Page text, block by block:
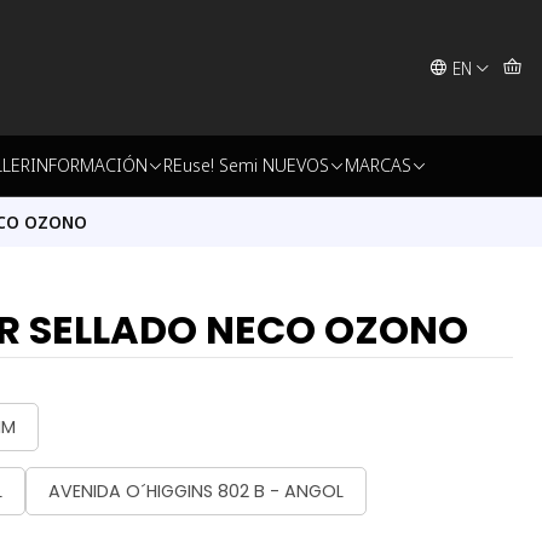
EN
INFORMACIÓN REuse! Semi NUEVOS MARCAS
OZONO
SELLADO NECO OZONO
AVENIDA O´HIGGINS 802 B - ANGOL